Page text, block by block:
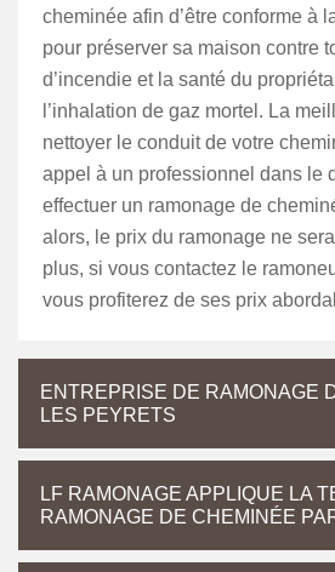
cheminée afin d’être conforme à
pour préserver sa maison contre
d’incendie et la santé du
l’inhalation de gaz mortel. La
nettoyer le conduit de votre
appel à un professionnel dans le
effectuer un ramonage de
alors, le prix du ramonage ne
plus, si vous contactez le
vous profiterez de ses prix
ENTREPRISE DE RAMONAGE
LES PEYRETS
LF RAMONAGE APPLIQUE LA
RAMONAGE DE CHEMINÉE